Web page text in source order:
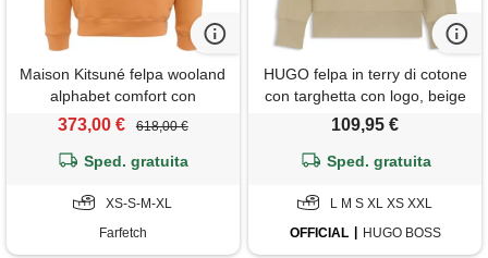
Maison Kitsuné felpa wooland
alphabet comfort con
cappuccio - arancione
373,00 € 618,00 €
Sped. gratuita
XS-S-M-XL
Farfetch
HUGO felpa in terry di cotone
con targhetta con logo, beige
109,95 €
Sped. gratuita
L M S XL XS XXL
OFFICIAL
HUGO BOSS